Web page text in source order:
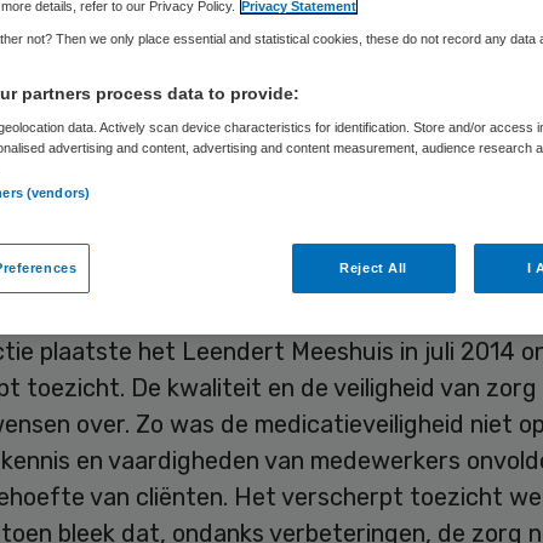
voor de Gezondheidszorg (IGZ) heeft het
in Bilthoven opgeheven. Er zijn geen
meer in de zorg, aldus de inspectie.
plaatste het Leendert Meeshuis in juli 2014
toezicht. De kwaliteit en de veiligheid van zorg
over. Zo was de medicatieveiligheid niet
en vaardigheden van medewerkers
van cliënten. Het verscherpt toezicht
bleek dat, ondanks verbeteringen, de zorg
details, refer to our Privacy Policy. Privacy Statement
not? Then we only place essential and statistical cookies, these do not record any data
partners process data to provide:
data. Actively scan device characteristics for identification. Store and/or access
advertising and content, advertising and content measurement, audience research
(vendors)
Reject All I